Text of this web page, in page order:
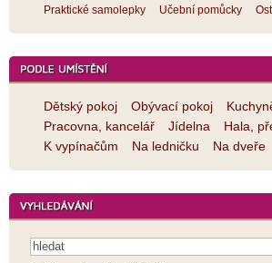
Praktické samolepky
Učební pomůcky
Dětský pokoj Obývací pokoj
Pracovna, kancelář
Jídelna Hala,
K vypínačům
Na ledničku Na dveře